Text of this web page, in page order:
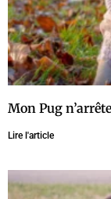
Mon Pug
Lire l'article